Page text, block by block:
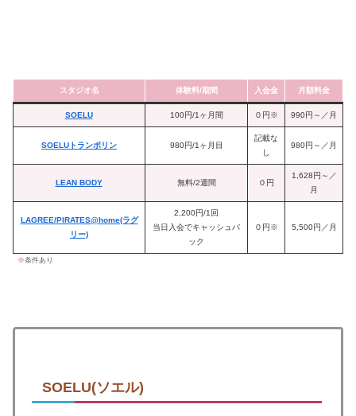
スタジオ名 体験料/期間 入会金 月額料金
SOELU 100円/1ヶ月間 ０円※ 990円～／月
SOELUトランポリン 980円/1ヶ月目
記載な
し
980円～／月
LEAN BODY 無料/2週間 ０円
1,628円～／
月
LAGREE/PIRATES@home(ラグ
リー)
2,200円/1回
当日入会でキャッシュバ
ック
０円※ 5,500円／月
※条件あり
SOELU(ソエル)